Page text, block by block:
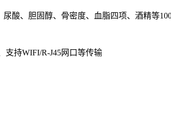
酸、胆固醇、骨密度、血脂四项、酒精等
支持WIFI/R-J45网口等传输